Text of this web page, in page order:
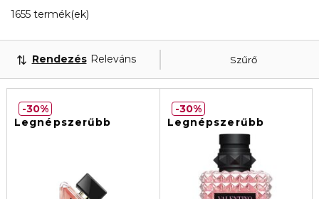
1655 termék(ek)
Szűrő
Rendezés Releváns
Legnépszerűbb
30%
Legnépszerűbb
30%